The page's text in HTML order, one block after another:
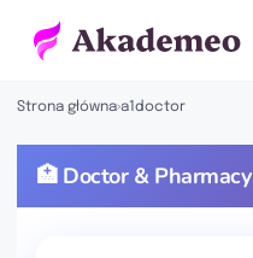
Strona główna›a1doctor
🏥 Doctor & Pharmacy